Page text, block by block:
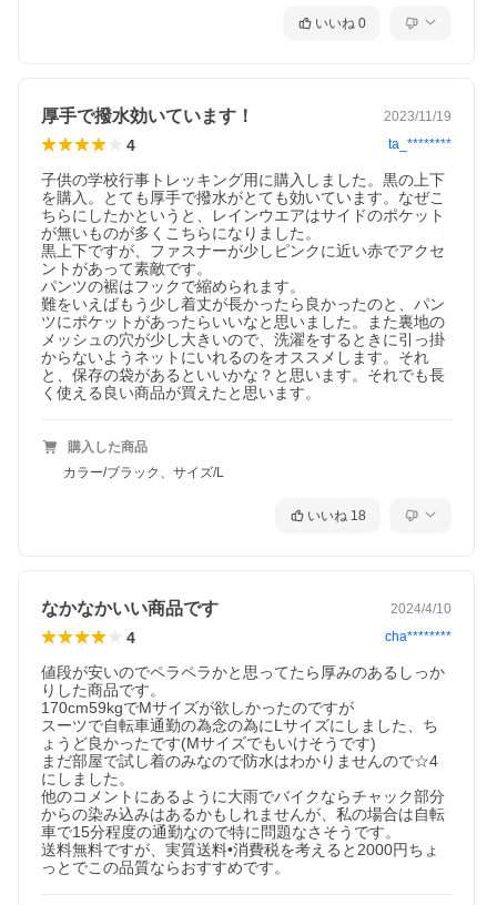
いいね 0
厚手で撥水効いています！ 2023/11/19
4 ta_********
子供の学校行事トレッキング用に購入しました。黒の上下
を購入。とても厚手で撥水がとても効いています。なぜこ
ちらにしたかというと、レインウエアはサイドのポケット
が無いものが多くこちらになりました。
黒上下ですが、ファスナーが少しピンクに近い赤でアクセ
ントがあって素敵です。
パンツの裾はフックで縮められます。
難をいえばもう少し着丈が長かったら良かったのと、パン
ツにポケットがあったらいいなと思いました。また裏地の
メッシュの穴が少し大きいので、洗濯をするときに引っ掛
からないようネットにいれるのをオススメします。それ
と、保存の袋があるといいかな？と思います。それでも長
購入した商品
カラー/ブラック、サイズ/L
いいね 18
なかなかいい商品です 2024/4/10
4 cha********
値段が安いのでペラペラかと思ってたら厚みのあるしっか
りした商品です。
170cm59kgでMサイズが欲しかったのですが
スーツで自転車通勤の為念の為にLサイズにしました、ち
ょうど良かったです(Mサイズでもいけそうです)
まだ部屋で試し着のみなので防水はわかりませんので☆4
にしました。
他のコメントにあるように大雨でバイクならチャック部分
からの染み込みはあるかもしれませんが、私の場合は自転
車で15分程度の通勤なので特に問題なさそうです。
送料無料ですが、実質送料•消費税を考えると2000円ちょ
っとでこの品質ならおすすめです。